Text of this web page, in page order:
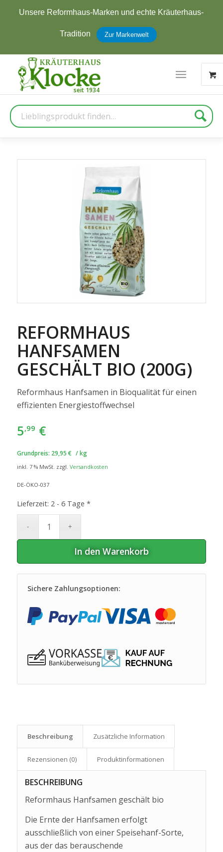
und echte Kräuterhaus- Jetzt zum Newsletter
Suche
REFORMHAUS
HANFSAMEN
GESCHÄLT BIO (200G)
Reformhaus Hanfsamen in Bioqualität für einen
effizienten Energiestoffwechsel
5,99 €
Grundpreis: 29,95 € /kg
inkl. 7 % MwSt. zzgl. Versandkosten
DE-ÖKO-037
Lieferzeit: 2 - 6 Tage *
In den Warenkorb
Sichere Zahlungsoptionen:
Beschreibung Zusätzliche Information
Rezensionen (0) Produkt­informationen
BESCHREIBUNG
Reformhaus Hanfsamen geschält bio
Die Ernte der Hanfsamen erfolgt
ausschließlich von einer Speisehanf-Sorte,
aus der das berauschende